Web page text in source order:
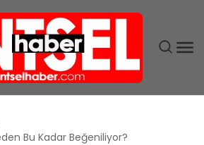
Bu Kadar Beğeniliyor?